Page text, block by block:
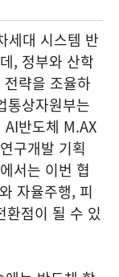
세대 시스템 반
, 정부와 산학
략을 조율하
통상자원부는
반도체 M.AX
구개발 기획
서는 이번 협
자율주행, 피
환점이 될 수 있